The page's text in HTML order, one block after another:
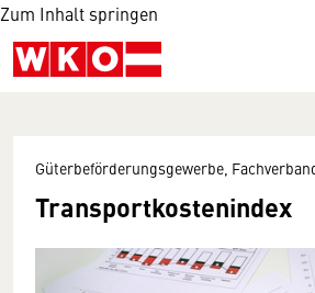
Zum Inhalt springen
Güterbeförderungsgewerbe,
Transportkostenindex